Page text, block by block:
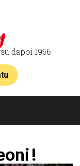
dapoi 1966
!